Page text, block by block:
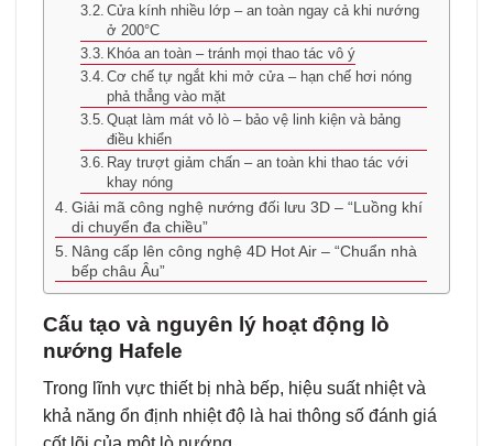
Cửa kính nhiều lớp – an toàn ngay cả khi nướng
ở 200°C
Khóa an toàn – tránh mọi thao tác vô ý
Cơ chế tự ngắt khi mở cửa – hạn chế hơi nóng
phả thẳng vào mặt
Quạt làm mát vỏ lò – bảo vệ linh kiện và bảng
điều khiển
Ray trượt giảm chấn – an toàn khi thao tác với
khay nóng
Giải mã công nghệ nướng đối lưu 3D – “Luồng khí
di chuyển đa chiều”
Nâng cấp lên công nghệ 4D Hot Air – “Chuẩn nhà
bếp châu Âu”
Cấu tạo và nguyên lý hoạt động lò
nướng Hafele
Trong lĩnh vực thiết bị nhà bếp, hiệu suất nhiệt và
khả năng ổn định nhiệt độ là hai thông số đánh giá